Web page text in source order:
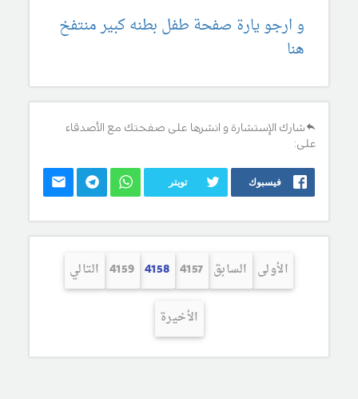
و ارجو يارة صفحة طفل بطنه كبير منتفخ
هنا
شارك الإستشارة و انشرها على صفحتك مع الأصدقاء
على:
فيسبوك تويتر
الأولى السابق 4157
4158
4159 التالي
الأخيرة